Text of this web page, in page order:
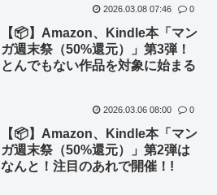
2026.03.08 07:46 0
【📦】Amazon、Kindle本「マン
ガ週末祭（50%還元）」第3弾！
とんでもない作品を対象に始まる
2026.03.06 08:00 0
【📦】Amazon、Kindle本「マン
ガ週末祭（50%還元）」第2弾は
なんと！注目のあれで開催！!